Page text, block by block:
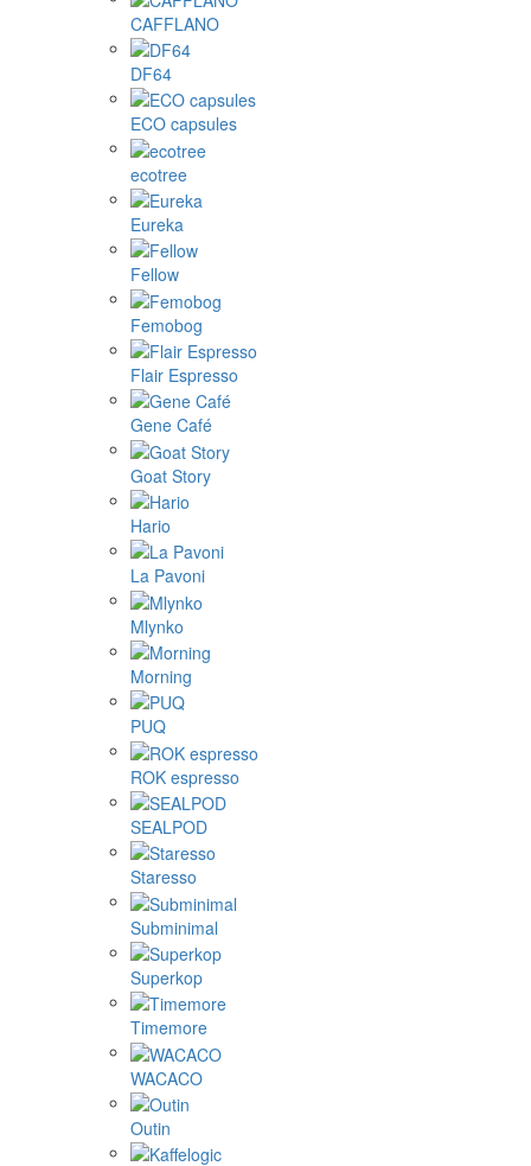
CAFFLANO
DF64
ECO capsules
ecotree
Eureka
Fellow
Femobog
Flair Espresso
Gene Café
Goat Story
Hario
La Pavoni
Mlynko
Morning
PUQ
ROK espresso
SEALPOD
Staresso
Subminimal
Superkop
Timemore
WACACO
Outin